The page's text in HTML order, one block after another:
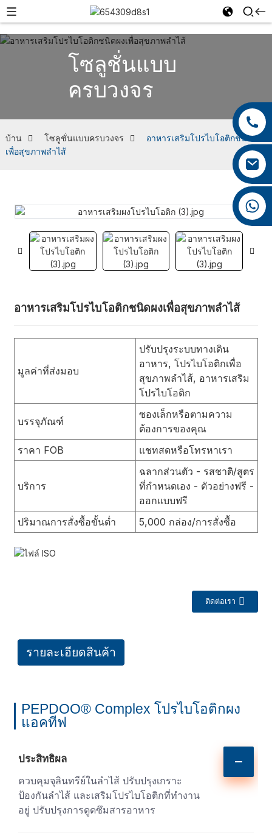
+86 13959222339
+86 0592 5599526
โซลูชั่นแบบ
ครบวงจร
บ้าน โซลูชั่นแบบครบวงจร
อาหารเสริมโปรไบโอติกชนิดผง
เพื่อสุขภาพลำไส้
อาหารเสริมโปรไบโอติกชนิดผงเพื่อสุขภาพลำไส้
มูลค่าที่ส่งมอบ
ปรับปรุงระบบทางเดิน
อาหาร, โปรไบโอติกเพื่อ
สุขภาพลำไส้, อาหารเสริม
โปรไบโอติก
บรรจุภัณฑ์
ซองเล็กหรือตามความ
ต้องการของคุณ
ราคา FOB
แชทสดหรือโทรหาเรา
บริการ
ฉลากส่วนตัว - รสชาติ/สูตร
ที่กำหนดเอง - ตัวอย่างฟรี -
ออกแบบฟรี
ปริมาณการสั่งซื้อขั้นต่ำ
5,000 กล่อง/การสั่งซื้อ
ติดต่อเรา
รายละเอียดสินค้า
PEPDOO® Complex โปรไบโอติกผง
แอคทีฟ
ประสิทธิผล
ควบคุมจุลินทรีย์ในลำไส้ ปรับปรุงเกราะ
ป้องกันลำไส้ และเสริมโปรไบโอติกที่ทำงาน
อยู่ ปรับปรุงการดูดซึมสารอาหาร